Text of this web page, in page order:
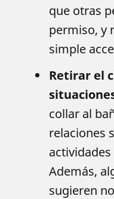
que otras
permiso, y
simple
Retirar el
collar al
relaciones
Además,
sugieren